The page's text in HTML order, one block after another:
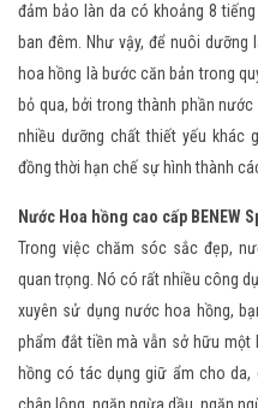
đảm bảo làn da có khoảng 8
ban đêm. Như vậy, để nuôi
hoa hồng là bước căn bản trong
bỏ qua, bởi trong thành phần
nhiều dưỡng chất thiết yếu khác
đồng thời hạn chế sự hình thành
Nước Hoa hồng cao cấp BENEW
Trong việc chăm sóc sắc đẹp,
quan trọng. Nó có rất nhiều công
xuyên sử dụng nước hoa hồng,
phẩm đắt tiền mà vẫn sở hữu
hồng có tác dụng giữ ẩm cho